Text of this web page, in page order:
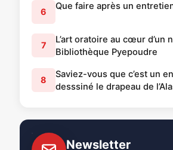
6
Que faire après un
7
L’art oratoire au cœur d’un
Bibliothèque Pyepoudre
8
Saviez-vous que c’est un
desssiné le drapeau de
Newsletter